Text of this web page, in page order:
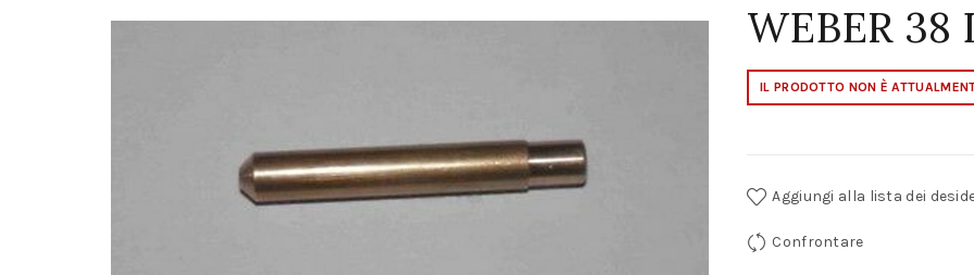
WEBER 38
IL PRODOTTO NON È
Aggiungi alla lista dei
Confrontare